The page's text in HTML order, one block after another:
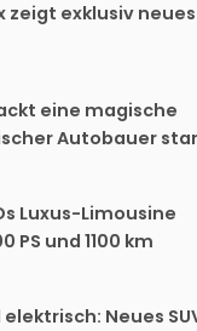
zeigt exklusiv neues
eine magische
Autobauer
Luxus-Limousine
PS und 1100 km
Neues